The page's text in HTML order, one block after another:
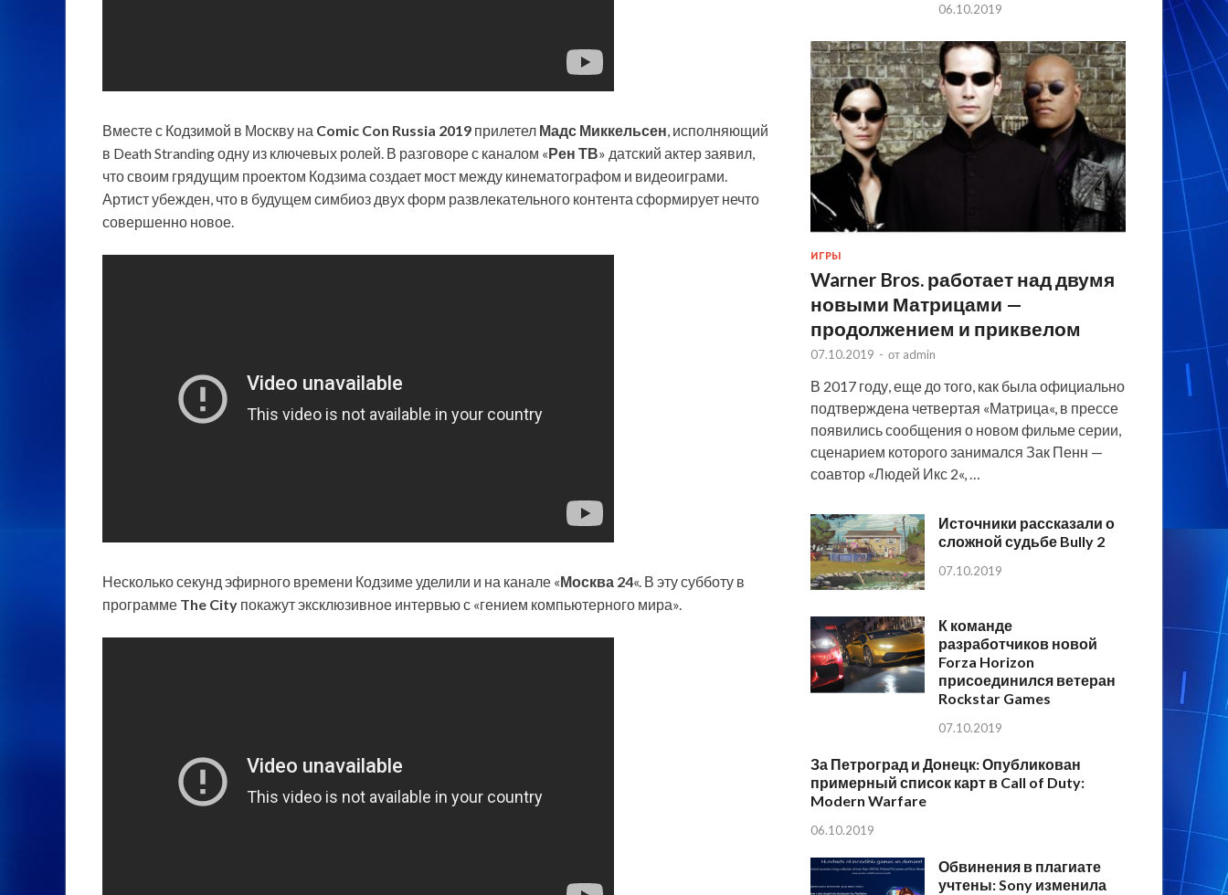
Вместе с Кодзимой в Москву на Comic Con Russia 2019 прилетел Мадс Миккельсен , исполняющий
в Death Stranding одну из ключевых ролей. В разговоре с каналом «Рен ТВ» датский актер заявил,
что своим грядущим проектом Кодзима создает мост между кинематографом и видеоиграми.
Артист убежден, что в будущем симбиоз двух форм развлекательного контента сформирует нечто
совершенно новое.
Несколько секунд эфирного времени Кодзиме уделили и на канале «Москва 24«. В эту субботу в
программе The City покажут эксклюзивное интервью с «гением компьютерного мира».
06.10.2019
ИГРЫ
Warner Bros. работает над двумя
новыми Матрицами —
продолжением и приквелом
07.10.2019 - от admin
В 2017 году, еще до того, как была официально
подтверждена четвертая «Матрица«, в прессе
появились сообщения о новом фильме серии,
сценарием которого занимался Зак Пенн —
соавтор «Людей Икс 2«, …
Источники рассказали о
сложной судьбе Bully 2
07.10.2019
К команде
разработчиков новой
Forza Horizon
присоединился ветеран
Rockstar Games
07.10.2019
За Петроград и Донецк: Опубликован
примерный список карт в Call of Duty:
Modern Warfare
06.10.2019
Обвинения в плагиате
учтены: Sony изменила